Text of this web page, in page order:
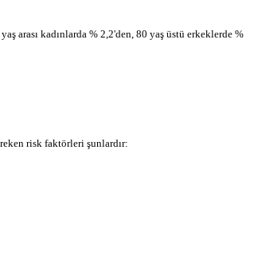
arası kadınlarda % 2,2'den, 80 yaş üstü erkeklerde %
risk faktörleri şunlardır: